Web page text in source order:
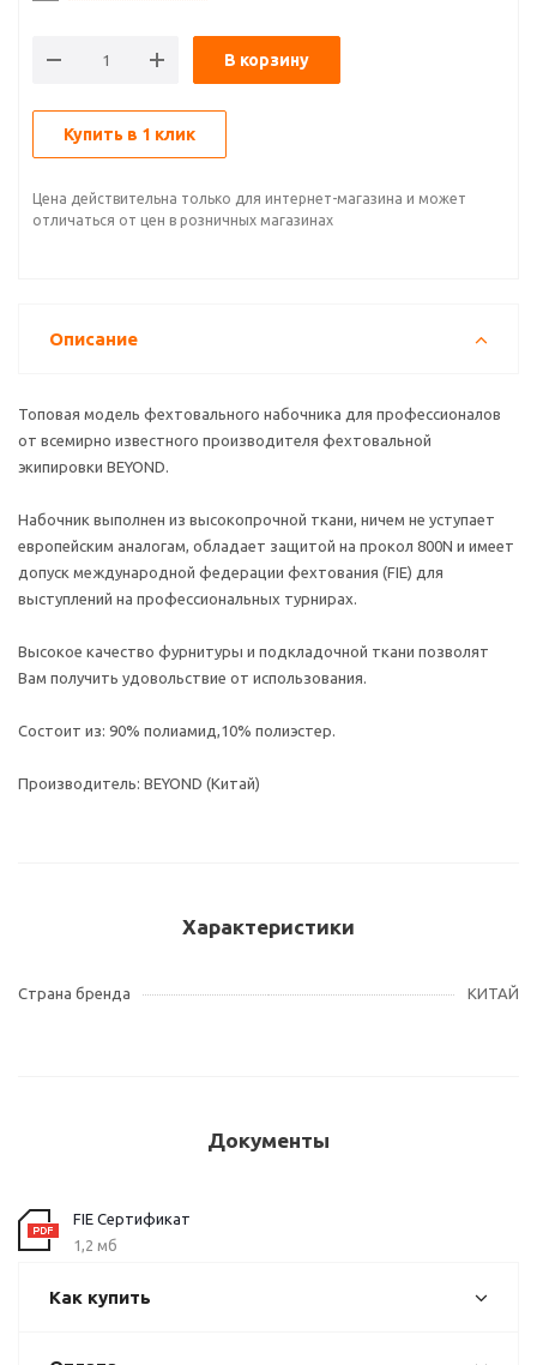
В корзину
Купить в 1 клик
Цена действительна только для интернет-магазина и может
отличаться от цен в розничных магазинах
Описание
Топовая модель фехтовального набочника для профессионалов
от всемирно известного производителя фехтовальной
экипировки BEYOND.
Набочник выполнен из высокопрочной ткани, ничем не уступает
европейским аналогам, обладает защитой на прокол 800N и имеет
допуск международной федерации фехтования (FIE) для
выступлений на профессиональных турнирах.
Высокое качество фурнитуры и подкладочной ткани позволят
Вам получить удовольствие от использования.
Состоит из: 90% полиамид,10% полиэстер.
Производитель: BEYOND (Китай)
Характеристики
Страна бренда КИТАЙ
Документы
FIE Сертификат
1,2 мб
Как купить